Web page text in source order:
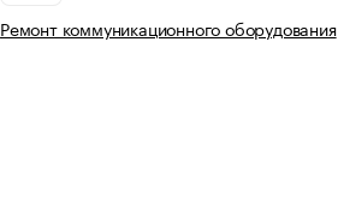
Ремонт коммуникационного оборудования